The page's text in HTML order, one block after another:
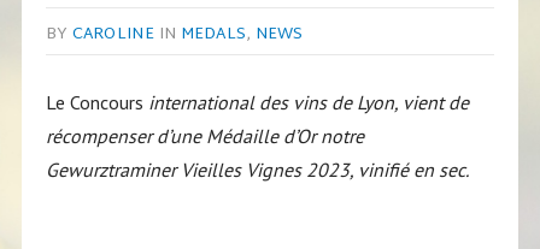
BY CAROLINE IN MEDALS, NEWS
Le Concours international des vins de Lyon, vient de
récompenser d’une Médaille d’Or notre
Gewurztraminer Vieilles Vignes 2023, vinifié en sec.